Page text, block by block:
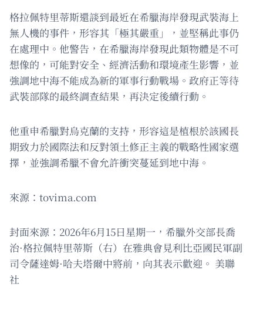
格拉佩特里蒂斯還談到最近在希臘海岸發現武裝海上
無人機的事件，形容其「極其嚴重」，並堅稱此事仍
在處理中。他警告，在希臘海岸發現此類物體是不可
想像的，可能對安全、經濟活動和環境產生影響，並
強調地中海不能成為新的軍事行動戰場。政府正等待
武裝部隊的最終調查結果，再決定後續行動。
他重申希臘對烏克蘭的支持，形容這是植根於該國長
期致力於國際法和反對領土修正主義的戰略性國家選
擇，並強調希臘不會允許衝突蔓延到地中海。
來源：tovima.com
封面來源：2026年6月15日星期一，希臘外交部長喬
治·格拉佩特里蒂斯（右）在雅典會見利比亞國民軍副
司令薩達姆·哈夫塔爾中將前，向其表示歡迎。 美聯
社